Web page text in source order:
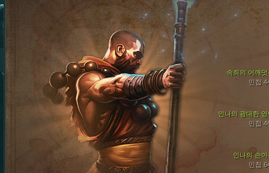
인나의 광대한 영
민첩
인나의 손아
민첩
속죄의 어깨덧
민첩